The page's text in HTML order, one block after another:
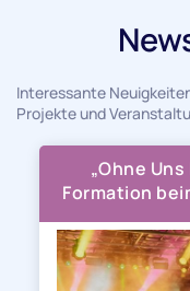
Interessante
Projekte und
„Ohne
Formation